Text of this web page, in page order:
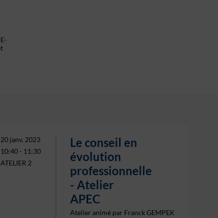
20 janv. 2023
10:40 - 11:30
ATELIER 2
Le conseil en
évolution
professionnelle
- Atelier
APEC
Atelier animé par Franck GEMPEK